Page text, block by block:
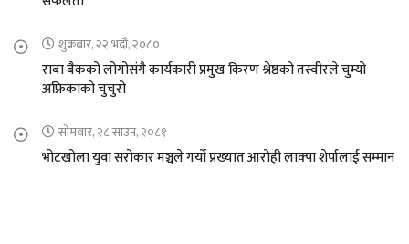
शुक्रबार, २२ भदौ, २०८०
राबा बैकको लोगोसंगै कार्यकारी प्रमुख किरण श्रेष्ठको तस्वीरले चुम्यो
अफ्रिकाको चुचुरो
सोमवार, २८ साउन, २०८१
भोटखोला युवा सरोकार मञ्चले गर्यो प्रख्यात आरोही लाक्पा शेर्पालाई सम्मान